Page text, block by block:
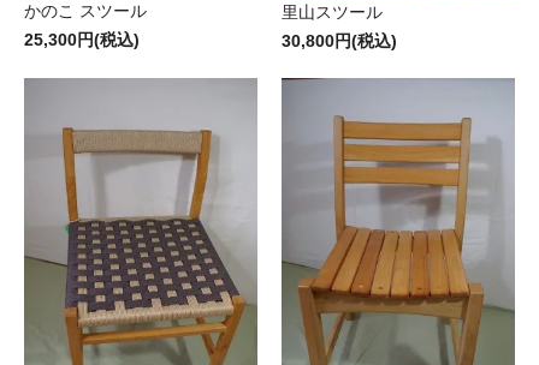
かのこ スツール
25,300円(税込)
里山スツール
30,800円(税込)